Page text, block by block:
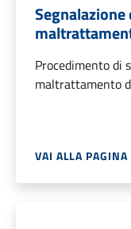
Procedimento di
maltrattamento
VAI ALLA PAGINA